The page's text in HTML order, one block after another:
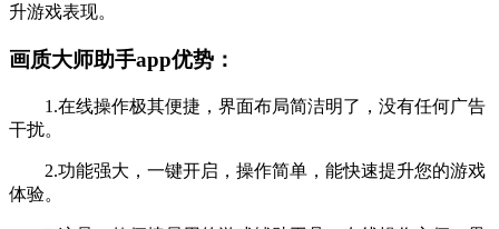
升游戏表现。
画质大师助手app优势：
1.在线操作极其便捷，界面布局简洁明了，没有任何广告
干扰。
2.功能强大，一键开启，操作简单，能快速提升您的游戏
体验。